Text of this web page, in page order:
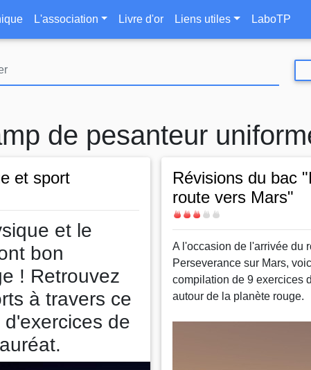
au
contenu
L'association Livre d'or Liens utiles LaboTP
de pesanteur
et sport
et le
bon
! Retrouvez
à travers ce
d'exercices de
Révisions du bac
route vers Mars"
Difficulté
Body
A l'occasion de l'arrivée du
Perseverance sur Mars,
compilation de 9 exercices
autour de la planète rouge.